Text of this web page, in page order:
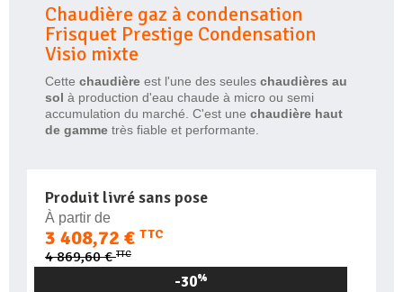
Chaudière gaz à condensation
Frisquet Prestige Condensation
Visio mixte
Cette chaudière est l'une des seules chaudières au
sol à production d'eau chaude à micro ou semi
accumulation du marché. C'est une chaudière haut
de gamme très fiable et performante.
Produit livré sans pose
À partir de
3 408,72 € TTC
4 869,60 €TTC
-30%